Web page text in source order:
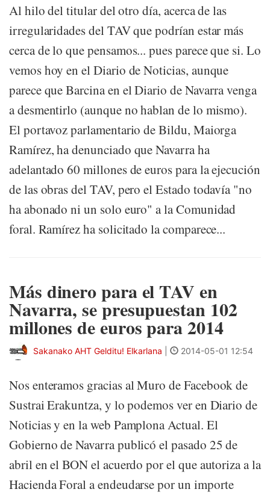
Al hilo del titular del otro día, acerca de las
irregularidades del TAV que podrían estar más
cerca de lo que pensamos... pues parece que si. Lo
vemos hoy en el Diario de Noticias, aunque
parece que Barcina en el Diario de Navarra venga
a desmentirlo (aunque no hablan de lo mismo).
El portavoz parlamentario de Bildu, Maiorga
Ramírez, ha denunciado que Navarra ha
adelantado 60 millones de euros para la ejecución
de las obras del TAV, pero el Estado todavía "no
ha abonado ni un solo euro" a la Comunidad
foral. Ramírez ha solicitado la comparece...
Más dinero para el TAV en
Navarra, se presupuestan 102
millones de euros para 2014
Sakanako AHT Gelditu! Elkarlana 2014-05-01 12:54
Nos enteramos gracias al Muro de Facebook de
Sustrai Erakuntza, y lo podemos ver en Diario de
Noticias y en la web Pamplona Actual. El
Gobierno de Navarra publicó el pasado 25 de
abril en el BON el acuerdo por el que autoriza a la
Hacienda Foral a endeudarse por un importe